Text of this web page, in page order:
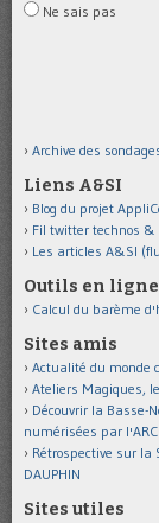
Ne sais pas
Archive des
Liens A&SI
Blog du projet
Fil twitter technos &
Les articles A&SI
Outils en ligne
Calcul du barème
Sites amis
Actualité du monde
Ateliers Magiques,
Découvrir la Basse-
numérisées par
Rétrospective sur la
DAUPHIN
Sites utiles